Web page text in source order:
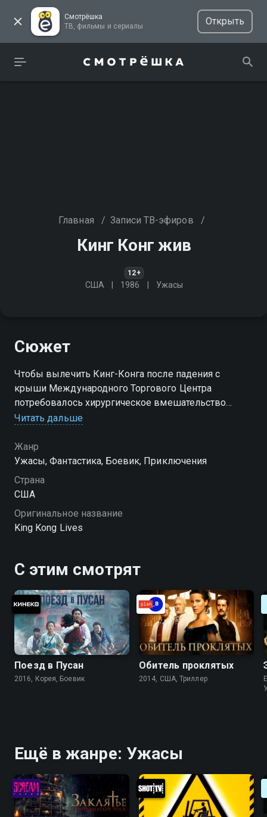
Смотрёшка
ТВ, фильмы и сериалы
Открыть
Главная / Записи ТВ-эфиров /
Кинг Конг жив
12+
США 1986 Ужасы
Сюжет
Чтобы вылечить Кинг-Конга после падения с
крыши Международного Торгового Центра
потребовалось хирургическое вмешательство
лучших кардиологов. Никто и никогда ещё не
Читать дальше
Жанр
Ужасы, Фантастика, Боевик, Приключения
Страна
США
Оригинальное название
King Kong Lives
С этим смотрят
Поезд в Пусан
2016, Корея, Боевик
Обитель проклятых
2014, США, Триллер
Ещё в жанре: Ужасы